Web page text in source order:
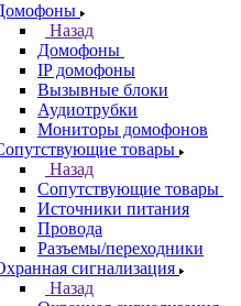
Назад
Домофоны
IP домофоны
Вызывные блоки
Аудиотрубки
Мониторы домофонов
товары
Назад
Сопутствующие товары
Источники питания
Провода
Разъемы/переходники
сигнализация
Назад